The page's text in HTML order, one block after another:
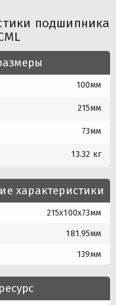
подшипника
100мм
215мм
73мм
13.32 кг
характеристики
215x100x73мм
181.95мм
139мм